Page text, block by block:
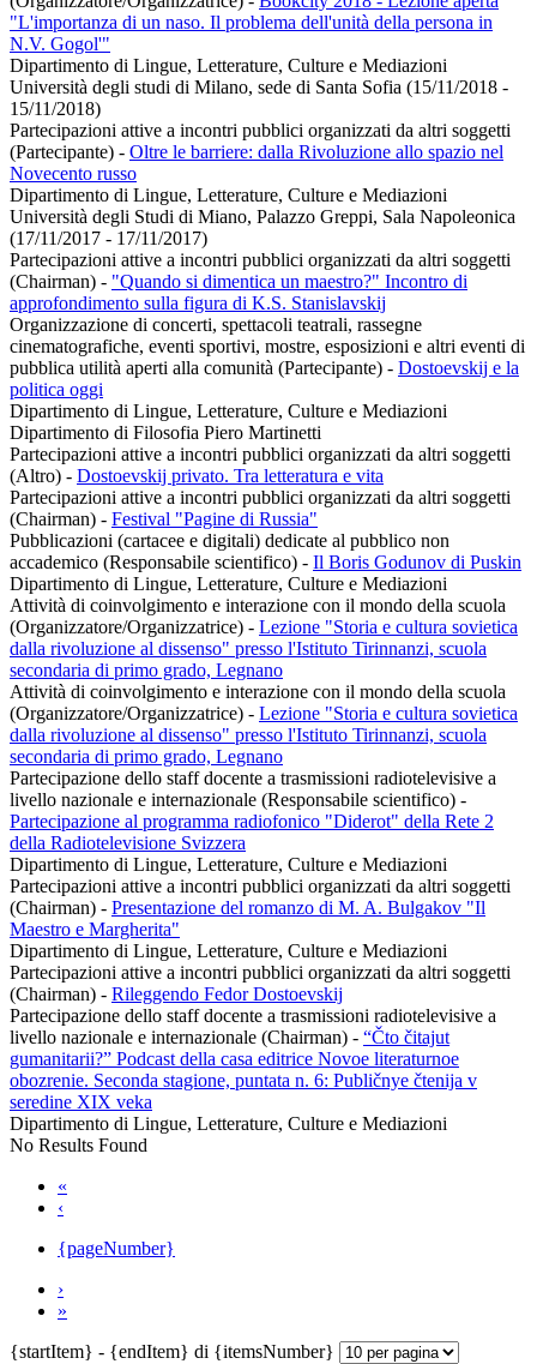
"L'importanza di un naso. Il problema dell'unità della persona in
N.V. Gogol'"
Dipartimento di Lingue, Letterature, Culture e Mediazioni
Università degli studi di Milano, sede di Santa Sofia (15/11/2018 -
15/11/2018)
Partecipazioni attive a incontri pubblici organizzati da altri soggetti
(Partecipante) - Oltre le barriere: dalla Rivoluzione allo spazio nel
Novecento russo
Dipartimento di Lingue, Letterature, Culture e Mediazioni
Università degli Studi di Miano, Palazzo Greppi, Sala Napoleonica
(17/11/2017 - 17/11/2017)
Partecipazioni attive a incontri pubblici organizzati da altri soggetti
(Chairman) - "Quando si dimentica un maestro?" Incontro di
approfondimento sulla figura di K.S. Stanislavskij
Organizzazione di concerti, spettacoli teatrali, rassegne
cinematografiche, eventi sportivi, mostre, esposizioni e altri eventi di
pubblica utilità aperti alla comunità (Partecipante) - Dostoevskij e la
politica oggi
Dipartimento di Lingue, Letterature, Culture e Mediazioni
Dipartimento di Filosofia Piero Martinetti
Partecipazioni attive a incontri pubblici organizzati da altri soggetti
(Altro) - Dostoevskij privato. Tra letteratura e vita
Partecipazioni attive a incontri pubblici organizzati da altri soggetti
(Chairman) - Festival "Pagine di Russia"
Pubblicazioni (cartacee e digitali) dedicate al pubblico non
accademico (Responsabile scientifico) - Il Boris Godunov di Puskin
Dipartimento di Lingue, Letterature, Culture e Mediazioni
Attività di coinvolgimento e interazione con il mondo della scuola
(Organizzatore/Organizzatrice) - Lezione "Storia e cultura sovietica
dalla rivoluzione al dissenso" presso l'Istituto Tirinnanzi, scuola
secondaria di primo grado, Legnano
Attività di coinvolgimento e interazione con il mondo della scuola
(Organizzatore/Organizzatrice) - Lezione "Storia e cultura sovietica
dalla rivoluzione al dissenso" presso l'Istituto Tirinnanzi, scuola
secondaria di primo grado, Legnano
Partecipazione dello staff docente a trasmissioni radiotelevisive a
livello nazionale e internazionale (Responsabile scientifico) -
Partecipazione al programma radiofonico "Diderot" della Rete 2
della Radiotelevisione Svizzera
Dipartimento di Lingue, Letterature, Culture e Mediazioni
Partecipazioni attive a incontri pubblici organizzati da altri soggetti
(Chairman) - Presentazione del romanzo di M. A. Bulgakov "Il
Maestro e Margherita"
Dipartimento di Lingue, Letterature, Culture e Mediazioni
Partecipazioni attive a incontri pubblici organizzati da altri soggetti
(Chairman) - Rileggendo Fedor Dostoevskij
Partecipazione dello staff docente a trasmissioni radiotelevisive a
livello nazionale e internazionale (Chairman) - “Čto čitajut
gumanitarii?” Podcast della casa editrice Novoe literaturnoe
obozrenie. Seconda stagione, puntata n. 6: Publičnye čtenija v
seredine XIX veka
Dipartimento di Lingue, Letterature, Culture e Mediazioni
No Results Found
«
‹
{pageNumber}
›
»
{startItem} - {endItem} di {itemsNumber}